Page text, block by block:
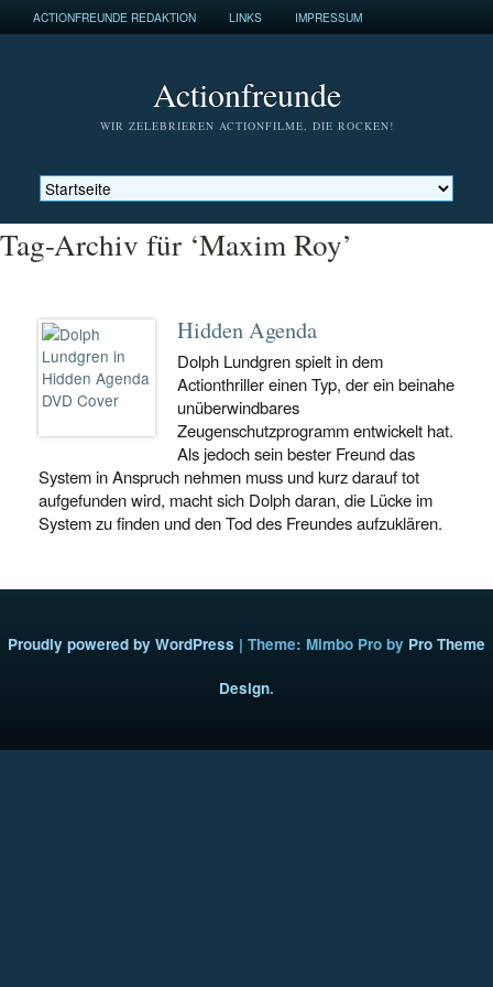
ACTIONFREUNDE REDAKTION LINKS IMPRESSUM
Actionfreunde
WIR ZELEBRIEREN ACTIONFILME, DIE ROCKEN!
Tag-Archiv für ‘Maxim Roy’
Hidden Agenda
Dolph Lundgren spielt in dem
Actionthriller einen Typ, der ein beinahe
unüberwindbares
Zeugenschutzprogramm entwickelt hat.
Als jedoch sein bester Freund das
System in Anspruch nehmen muss und kurz darauf tot
aufgefunden wird, macht sich Dolph daran, die Lücke im
System zu finden und den Tod des Freundes aufzuklären.
Proudly powered by WordPress | Theme: Mimbo Pro by Pro Theme
Design.